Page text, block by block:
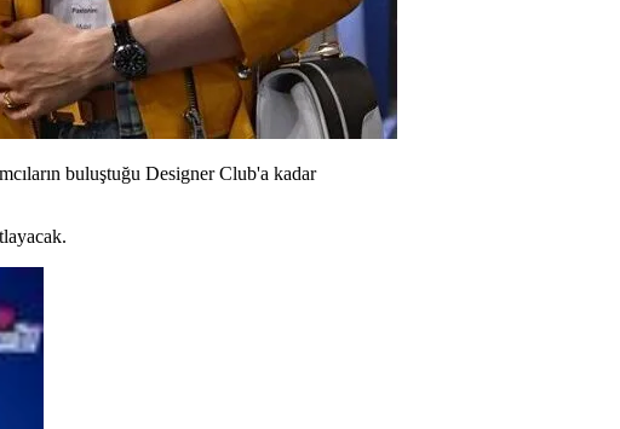
buluştuğu Designer Club'a kadar